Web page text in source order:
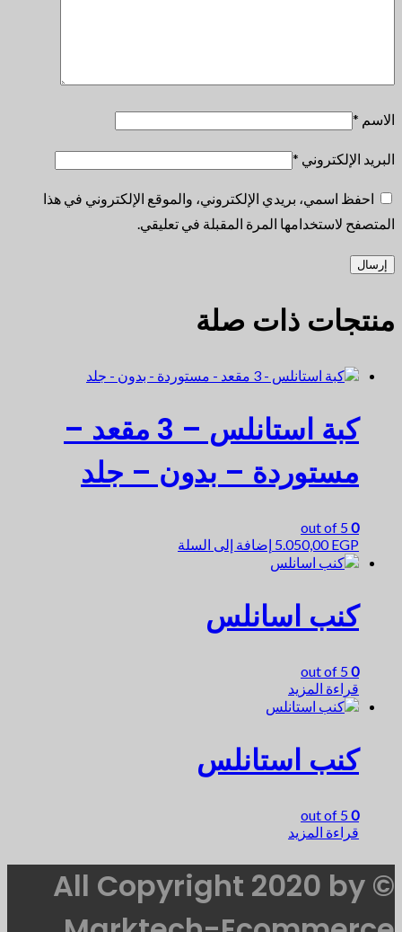
الاسم *
البريد الإلكتروني *
احفظ اسمي، بريدي الإلكتروني، والموقع الإلكتروني في هذا
المتصفح لاستخدامها المرة المقبلة في تعليقي.
منتجات ذات صلة
كبة استانلس – 3 مقعد –
مستوردة – بدون – جلد
0
5.050,00EGP إضافة إلى السلة
كنب اسانلس
0
قراءة المزيد
كنب استانلس
0
قراءة المزيد
© All Copyright 2020 by